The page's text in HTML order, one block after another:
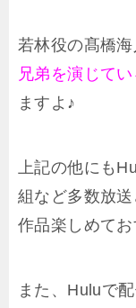
若林役の髙橋
兄弟を演じて
ますよ♪
上記の他にも
組など多数放
作品楽しめて
また、Huluで